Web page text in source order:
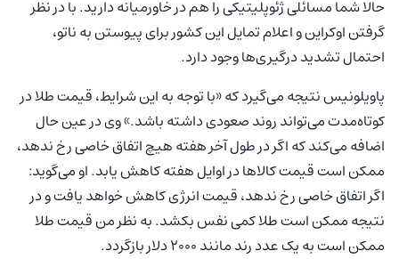
حالا شما مسائلی ژئوپلیتیکی را هم در خاورمیانه دارید. با در نظر
گرفتن اوکراین و اعلام تمایل این کشور برای پیوستن به ناتو،
احتمال تشدید درگیری‌ها وجود دارد.
پاویلونیس نتیجه می‌گیرد که «با توجه به این شرایط، قیمت طلا در
کوتاه‌مدت می‌تواند روند صعودی داشته باشد.» وی در عین حال
اضافه می‌کند که اگر در طول آخر هفته هیچ اتفاق خاصی رخ ندهد،
ممکن است قیمت کالاها در اوایل هفته کاهش یابد. او می‌گوید:
اگر اتفاق خاصی رخ ندهد، قیمت انرژی کاهش خواهد یافت و در
نتیجه ممکن است طلا کمی نفس بکشد. به نظر من قیمت طلا
ممکن است به یک عدد رند مانند ۲۰۰۰ دلار بازگردد.